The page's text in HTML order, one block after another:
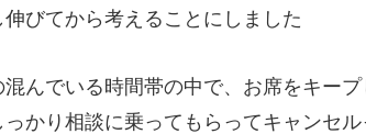
伸びてから考えることにしました
んでいる時間帯の中で、お席をキー
っかり相談に乗ってもらってキャンセル